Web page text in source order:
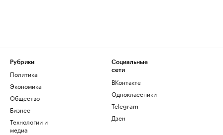
Рубрики
Политика
Экономика
Общество
Бизнес
Технологии и
медиа
Социальные
сети
ВКонтакте
Одноклассники
Telegram
Дзен